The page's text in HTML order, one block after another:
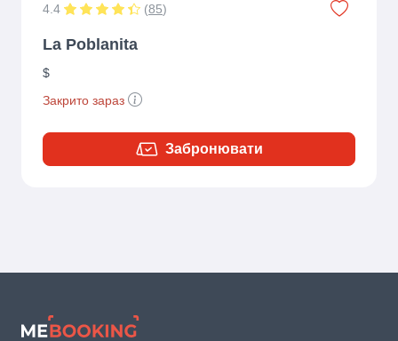
4.4 (85)
La Poblanita
$
Закрито зараз
Забронювати